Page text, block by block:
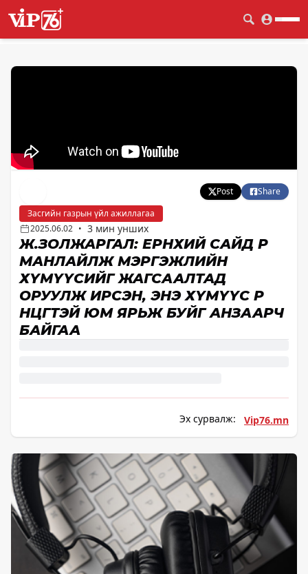
Post
Share
Засгийн газрын үйл ажиллагаа
2025.06.02 • 3 мин унших
Ж.ЗОЛЖАРГАЛ: ЕРӨНХИЙ САЙД ӨӨРӨӨ
МАНЛАЙЛЖ МЭРГЭЖЛИЙН
ХҮМҮҮСИЙГ ЖАГСААЛТАД
ОРУУЛЖ ИРСЭН, ЭНЭ ХҮМҮҮС ӨӨР
ӨНЦӨГТЭЙ ЮМ ЯРЬЖ БУЙГ АНЗААРЧ
БАЙГАА
Эх сурвалж: Vip76.mn